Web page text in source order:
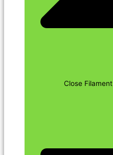
Close Filament